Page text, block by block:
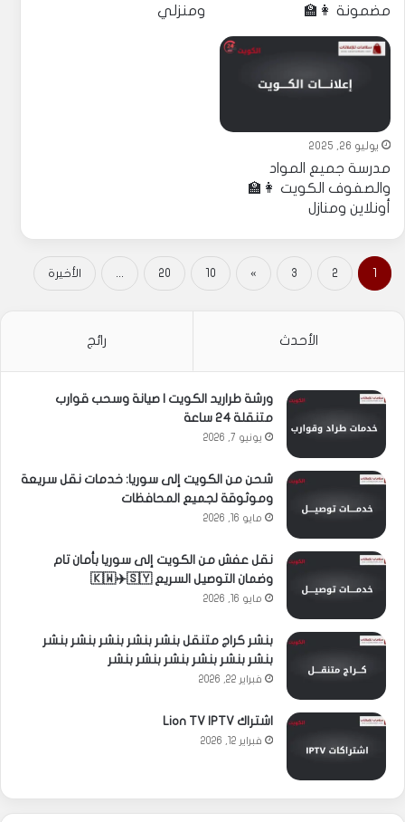
مضمونة 👩‍🏫
ومنزلي
يوليو 26, 2025
مدرسة جميع المواد
والصفوف الكويت 👩‍🏫
أونلاين ومنازل
2
3
»
10
20
... الأخيرة
الأحدث رائج
ورشة طراريد الكويت | صيانة وسحب قوارب
متنقلة 24 ساعة
يونيو 7, 2026
شحن من الكويت إلى سوريا: خدمات نقل سريعة
وموثوقة لجميع المحافظات
مايو 16, 2026
نقل عفش من الكويت إلى سوريا بأمان تام
وضمان التوصيل السريع 🇰🇼✈️🇸🇾
مايو 16, 2026
بنشر كراج متنقل بنشر بنشر بنشر بنشر بنشر
بنشر بنشر بنشر بنشر بنشر بنشر
فبراير 22, 2026
اشتراك Lion TV IPTV
فبراير 12, 2026